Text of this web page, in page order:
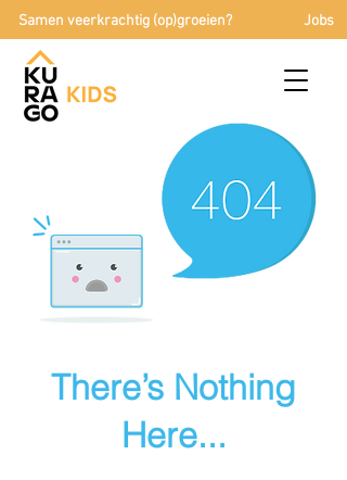
Samen veerkrachtig (op)groeien? Jobs
There’s Nothing
Here...